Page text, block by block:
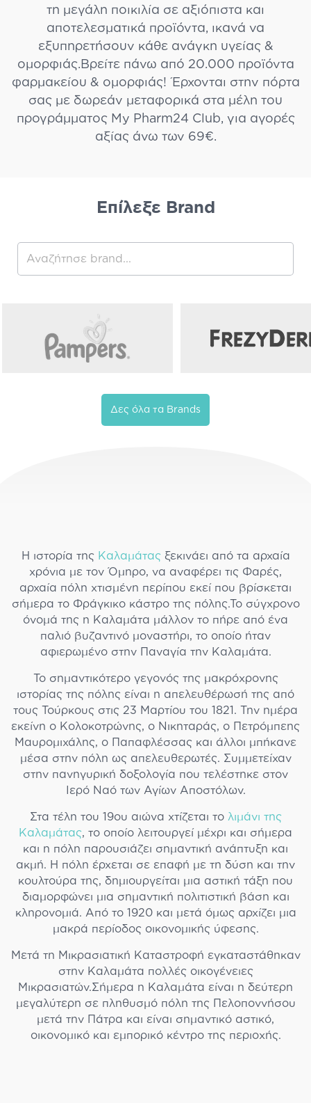
τη μεγάλη ποικιλία σε αξιόπιστα και
αποτελεσματικά προϊόντα, ικανά να
εξυπηρετήσουν κάθε ανάγκη υγείας &
ομορφιάς.Βρείτε πάνω από 20.000 προϊόντα
φαρμακείου & ομορφιάς! Έρχονται στην πόρτα
σας με δωρεάν μεταφορικά στα μέλη του
προγράμματος My Pharm24 Club, για αγορές
αξίας άνω των 69€.
Eπίλεξε Brand
Δες όλα τα Brands
Η ιστορία της Καλαμάτας ξεκινάει από τα αρχαία
χρόνια με τον Όμηρο, να αναφέρει τις Φαρές,
αρχαία πόλη χτισμένη περίπου εκεί που βρίσκεται
σήμερα το Φράγκικο κάστρο της πόλης.Το σύγχρονο
όνομά της η Καλαμάτα μάλλον το πήρε από ένα
παλιό βυζαντινό μοναστήρι, το οποίο ήταν
αφιερωμένο στην Παναγία την Καλαμάτα.
Το σημαντικότερο γεγονός της μακρόχρονης
ιστορίας της πόλης είναι η απελευθέρωσή της από
τους Τούρκους στις 23 Μαρτίου του 1821. Την ημέρα
εκείνη ο Κολοκοτρώνης, ο Νικηταράς, ο Πετρόμπεης
Μαυρομιχάλης, ο Παπαφλέσσας και άλλοι μπήκανε
μέσα στην πόλη ως απελευθερωτές. Συμμετείχαν
στην πανηγυρική δοξολογία που τελέστηκε στον
Ιερό Ναό των Αγίων Αποστόλων.
Στα τέλη του 19ου αιώνα χτίζεται το λιμάνι της
Καλαμάτας, το οποίο λειτουργεί μέχρι και σήμερα
και η πόλη παρουσιάζει σημαντική ανάπτυξη και
ακμή. Η πόλη έρχεται σε επαφή με τη δύση και την
κουλτούρα της, δημιουργείται μια αστική τάξη που
διαμορφώνει μια σημαντική πολιτιστική βάση και
κληρονομιά. Από το 1920 και μετά όμως αρχίζει μια
μακρά περίοδος οικονομικής ύφεσης.
Μετά τη Μικρασιατική Καταστροφή εγκαταστάθηκαν
στην Καλαμάτα πολλές οικογένειες
Μικρασιατών.Σήμερα η Καλαμάτα είναι η δεύτερη
μεγαλύτερη σε πληθυσμό πόλη της Πελοποννήσου
μετά την Πάτρα και είναι σημαντικό αστικό,
οικονομικό και εμπορικό κέντρο της περιοχής.